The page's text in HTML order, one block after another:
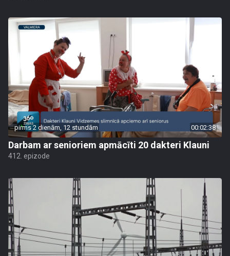
pirms 2 dienām, 12 stundām 00:02:38
Darbam ar senioriem apmācīti 20 dakteri Klauni
412. epizode